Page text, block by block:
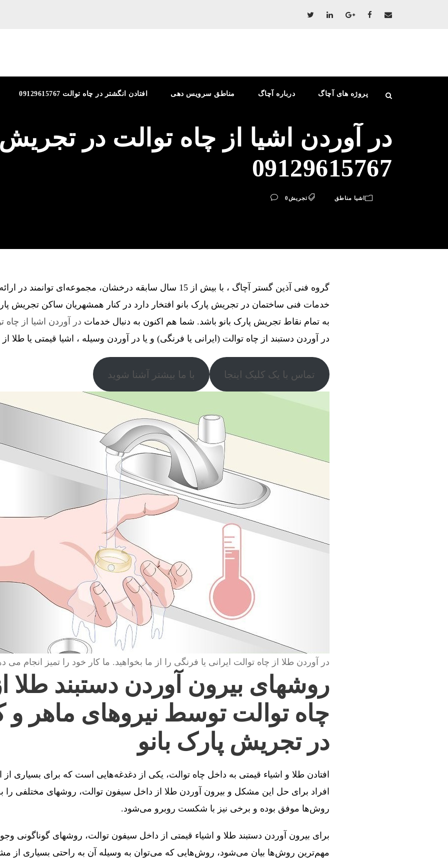
افتادن انگشتر در چاه توالت 09129615767 مناطق سرویس دهی درباره آچاگ پروژه های آچاگ
در آوردن اشیا از چاه توالت در تجریش
09129615767
اشیا مناطق تجریش 0
گروه فنی آذین گستر آچاگ ، با بیش از 15 سال سابقه درخشان، مجموعه‌ای
خدمات فنی ساختمان در تجریش پارک بانو افتخار دارد در کنار همشهریان ساکن تجریش
به تمام نقاط تجریش پارک بانو باشد. شما هم اکنون به دنبال خدمات در آوردن اشیا از چاه
در آوردن دستبند از چاه توالت (ایرانی یا فرنگی) و یا در آوردن وسیله ، اشیا قیمتی یا طلا
تماس با یک کلیک اینجا با ما بیشتر آشنا شوید
در آوردن طلا از چاه توالت ایرانی یا فرنگی را از ما بخواهید. ما کار خود را تمیز انجام می
روشهای بیرون آوردن دستبند طلا
چاه توالت توسط نیروهای ماهر و
در تجریش پارک بانو
افتادن طلا و اشیاء قیمتی به داخل چاه توالت، یکی از دغدغه‌هایی است که برای بسیاری
افراد برای حل این مشکل و بیرون آوردن طلا از داخل سیفون توالت، روشهای مختلفی را
روش‌ها موفق بوده و برخی نیز با شکست روبرو می‌شود.
برای بیرون آوردن دستبند طلا و اشیاء قیمتی از داخل سیفون توالت، روشهای گوناگونی
مهم‌ترین روش‌ها بیان می‌شود، روش‌هایی که می‌توان به وسیله آن به راحتی بسیاری از